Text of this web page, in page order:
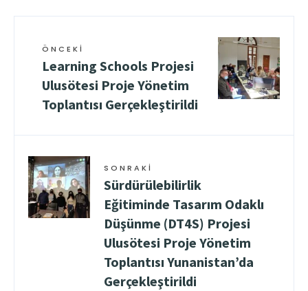
ÖNCEKI
Learning Schools Projesi
Ulusötesi Proje Yönetim
Toplantısı Gerçekleştirildi
SONRAKI
Sürdürülebilirlik
Eğitiminde Tasarım Odaklı
Düşünme (DT4S) Projesi
Ulusötesi Proje Yönetim
Toplantısı Yunanistan’da
Gerçekleştirildi